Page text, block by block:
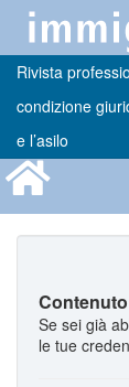
Rivista
condizione
e l’asilo
Se sei già
le tue